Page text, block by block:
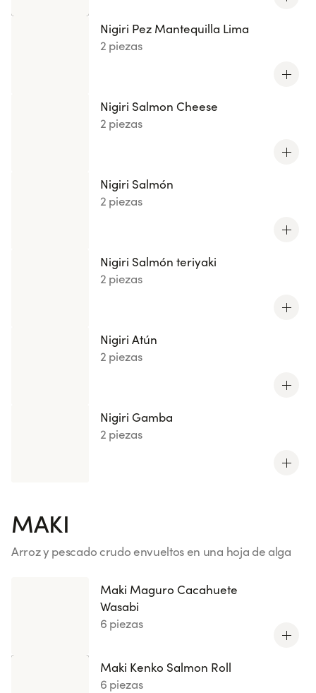
Nigiri Pez Mantequilla Lima
2 piezas
Nigiri Salmon Cheese
2 piezas
Nigiri Salmón
2 piezas
Nigiri Salmón teriyaki
2 piezas
Nigiri Atún
2 piezas
Nigiri Gamba
2 piezas
MAKI
Arroz y pescado crudo envueltos en una hoja de alga
Maki Maguro Cacahuete
Wasabi
6 piezas
Maki Kenko Salmon Roll
6 piezas